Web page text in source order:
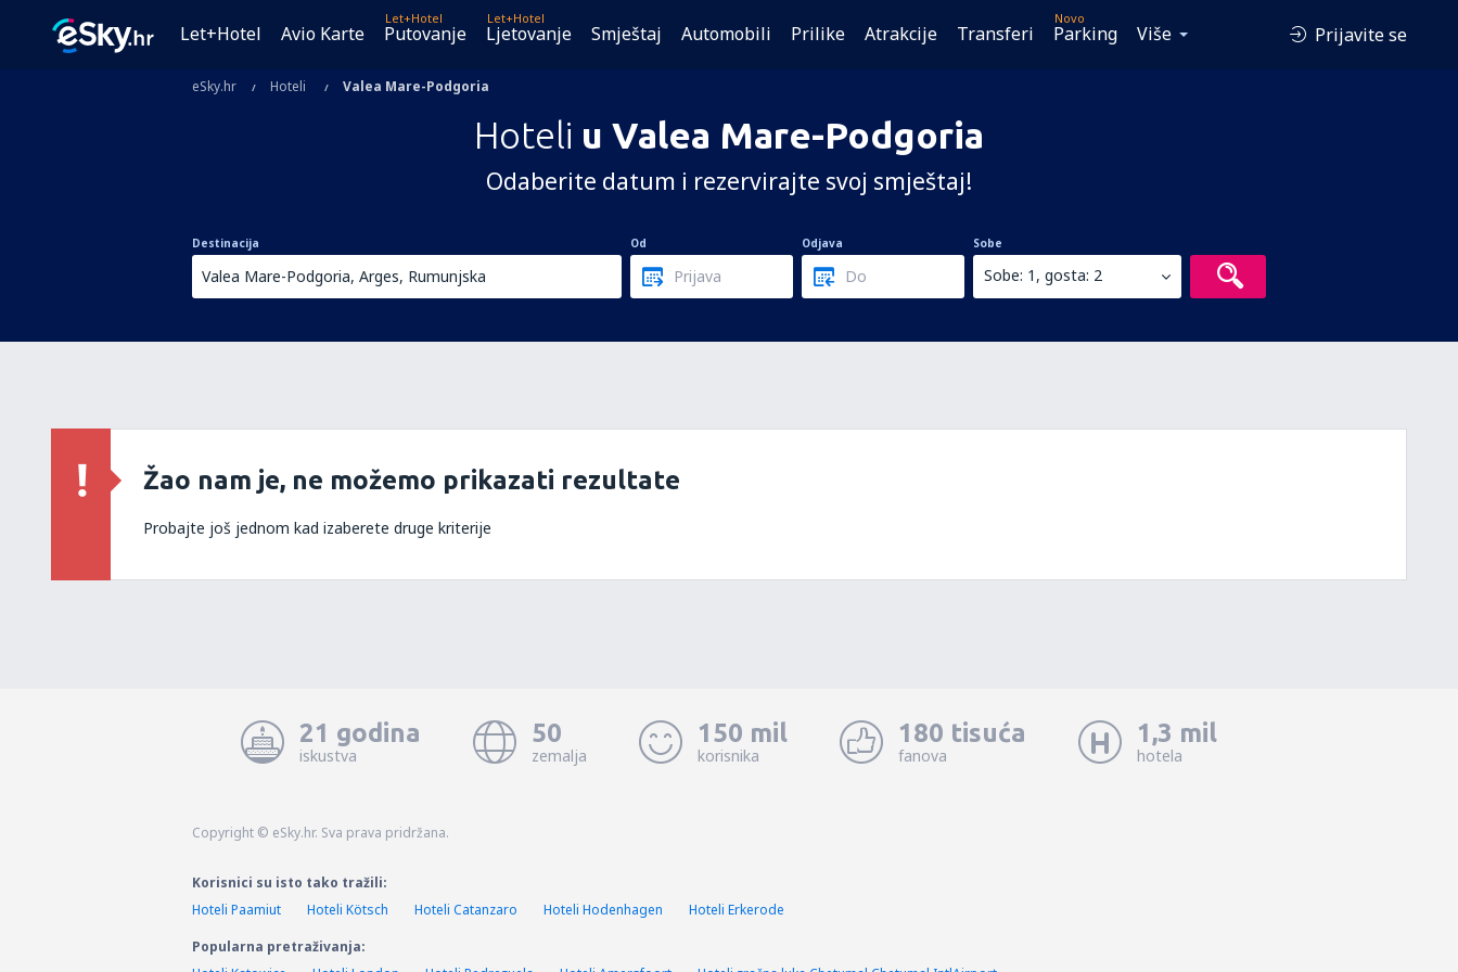
Let+Hotel Avio Karte
Let+Hotel
Putovanje
Let+Hotel
Ljetovanje Smještaj Automobili Prilike Atrakcije Transferi
Novo
Parking Više Prijavite se
eSky.hr Hoteli Valea Mare-Podgoria
Hoteli u Valea Mare-Podgoria
Odaberite datum i rezervirajte svoj smještaj!
Destinacija Od Odjava Sobe
Sobe: 1, gosta: 2
Žao nam je, ne možemo prikazati rezultate
Probajte još jednom kad izaberete druge kriterije
21 godina
iskustva
50
zemalja
150 mil
korisnika
180 tisuća
fanova
1,3 mil
hotela
Copyright © eSky.hr. Sva prava pridržana.
Korisnici su isto tako tražili:
Hoteli Paamiut
Hoteli Kötsch Hoteli Catanzaro Hoteli Hodenhagen
Hoteli Erkerode
Popularna pretraživanja: